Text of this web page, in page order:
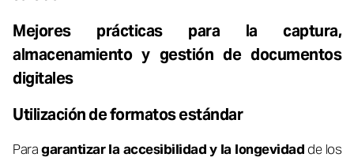
Mejores prácticas para la captura,
almacenamiento y gestión de documentos
digitales
Utilización de formatos estándar
Paragarantizar la accesibilidad y la longevidadde los